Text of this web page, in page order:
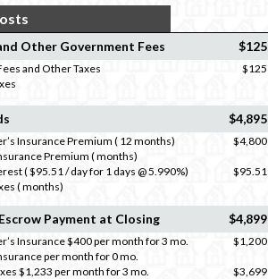
Other Government Fees $125
and Other Taxes
$125
$4,895
Insurance Premium ( 12 months)
$4,800
Premium ( months)
( $95.51 / day for 1 days @ 5.990%)
$95.51
( months)
Payment at Closing $4,899
Insurance $400 per month for 3 mo.
$1,200
per month for 0 mo.
$1,233 per month for 3 mo.
$3,699